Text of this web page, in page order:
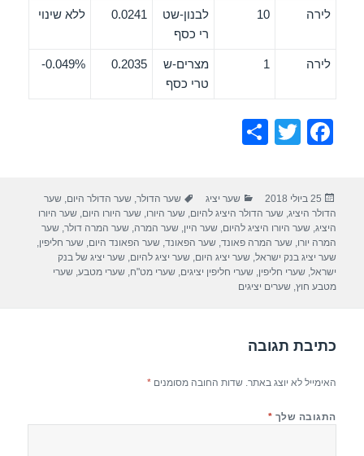
לירה 10
לבנון-שט
רי כסף
0.0241 ללא שינוי
לירה 1
מצרים-ש
טרי כסף
0.2035
0.049%-
F
e
b
o
o
T
er
e
פורסם
בתאריך
25 ביולי 2018 קטגוריות
שער יציג תגיות
שער הדולר,שער הדולר היום,שער
הדולר היציג,שער הדולר היציג להיום,שער היורו,שער היורו היום,שער היורו
היציג,שער היורו היציג להיום,שער היין,שער המרה,שער המרה דולר,שער
המרה יורו,שער המרה פאונד,שער הפאונד,שער הפאונד היום,שער חליפין,
שער יציג בנק ישראל,שער יציג היום,שער יציג להיום,שער יציג של בנק
ישראל,שערי חליפין,שערי חליפין יציגים,שערי מט"ח,שערי מטבע,שערי
מטבע חוץ,שערים יציגים
כתיבת תגובה
האימייל לא יוצג באתר. שדות החובה מסומנים*
התגובה שלך *